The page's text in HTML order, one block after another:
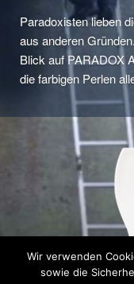
Paradoxisten lieben
aus anderen
Blick auf PARADOX
die farbigen Perlen
Wir verwenden
sowie die